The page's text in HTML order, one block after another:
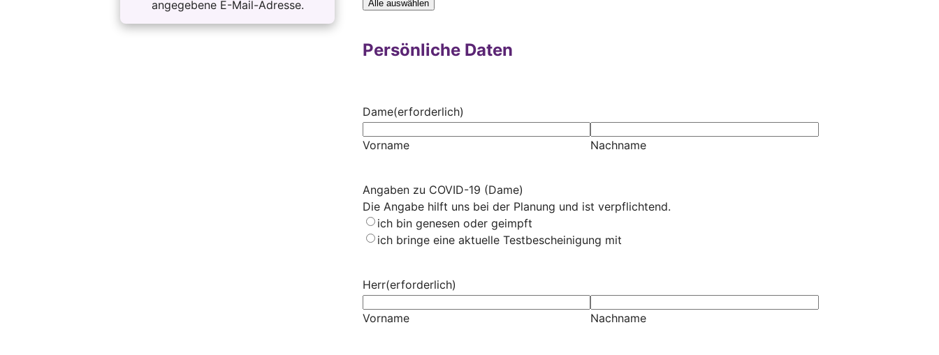
angegebene E-Mail-Adresse.
Alle auswählen
Persönliche Daten
Dame(erforderlich)
Vorname Nachname
Angaben zu COVID-19 (Dame)
Die Angabe hilft uns bei der Planung und ist verpflichtend.
ich bin genesen oder geimpft
ich bringe eine aktuelle Testbescheinigung mit
Herr(erforderlich)
Vorname Nachname